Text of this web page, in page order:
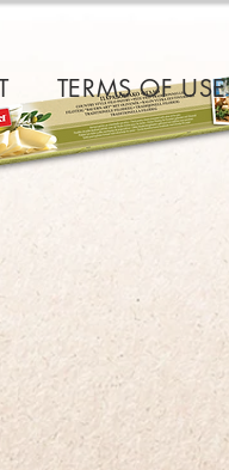
TERMS OF USE